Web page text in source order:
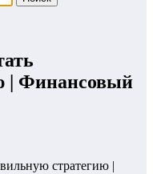
| Финансовый
стратегию |